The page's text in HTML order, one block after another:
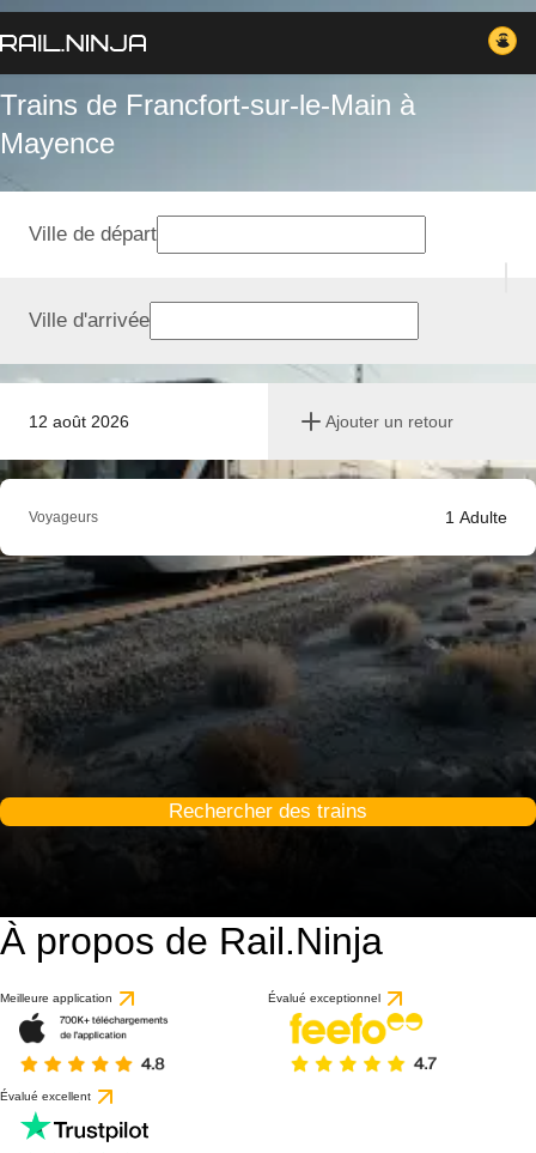
Trains de Francfort-sur-le-Main à
Mayence
12 août 2026 Ajouter un retour
Ville de départ
Ville d'arrivée
Voyageurs 1 Adulte
Rechercher des trains
À propos de Rail.Ninja
Meilleure application Évalué exceptionnel
Évalué excellent